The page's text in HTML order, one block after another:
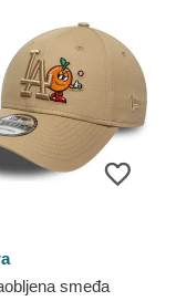
smeđa